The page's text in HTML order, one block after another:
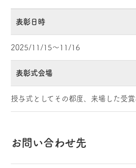
表彰日時
2025/11/15～11/16
表彰式会場
授与式としてその都度、来場した受
お問い合わせ先